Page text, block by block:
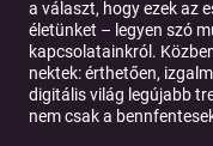
a választ, hogy ezek az
életünket – legyen szó
kapcsolatainkról.
nektek: érthetően,
digitális világ legújabb
nem csak a